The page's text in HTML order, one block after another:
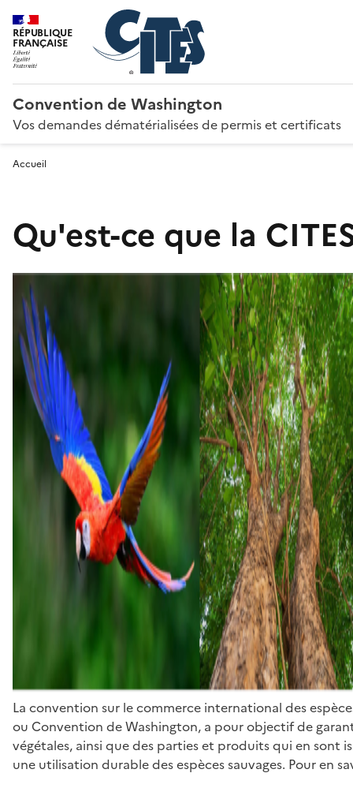
RÉPUBLIQUE
FRANÇAISE
Convention de Washington
Vos demandes dématérialisées de permis et certificats
Accueil
Qu'est-ce que la
La convention sur le commerce international des
ou Convention de Washington, a pour objectif de
végétales, ainsi que des parties et produits qui en sont
une utilisation durable des espèces sauvages. Pour en